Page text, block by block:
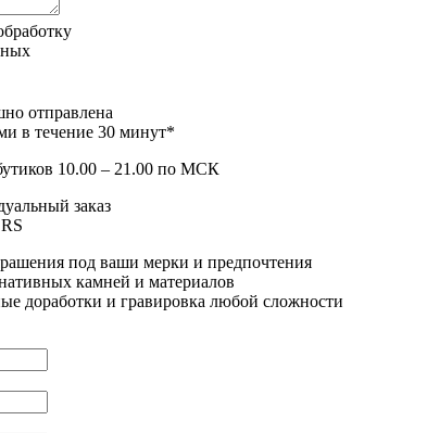
отправлена
в течение 30 минут*
10.00 – 21.00 по МСК
заказ
под ваши мерки и предпочтения
камней и материалов
доработки и гравировка любой сложности